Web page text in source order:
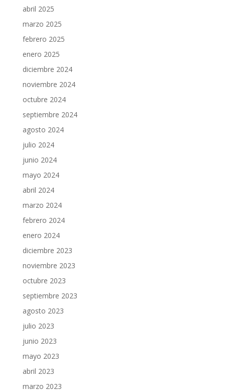
abril 2025
marzo 2025
febrero 2025
enero 2025
diciembre 2024
noviembre 2024
octubre 2024
septiembre 2024
agosto 2024
julio 2024
junio 2024
mayo 2024
abril 2024
marzo 2024
febrero 2024
enero 2024
diciembre 2023
noviembre 2023
octubre 2023
septiembre 2023
agosto 2023
julio 2023
junio 2023
mayo 2023
abril 2023
marzo 2023